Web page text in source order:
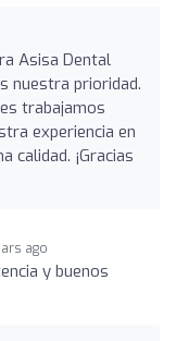
Asisa Dental
nuestra prioridad.
trabajamos
experiencia en
calidad. ¡Gracias
ago
y buenos